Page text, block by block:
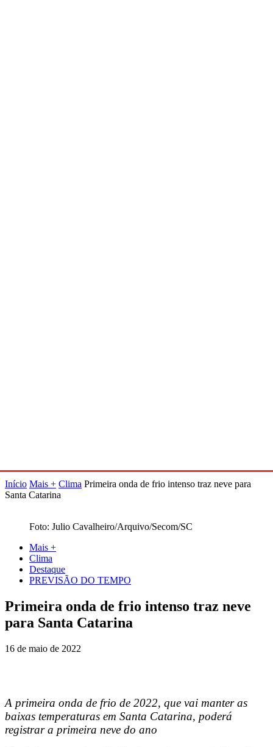
Início Mais + Clima Primeira onda de frio intenso traz neve para
Santa Catarina
Foto: Julio Cavalheiro/Arquivo/Secom/SC
Mais +
Clima
Destaque
PREVISÃO DO TEMPO
Primeira onda de frio intenso traz neve
para Santa Catarina
16 de maio de 2022
A primeira onda de frio de 2022, que vai manter as
baixas temperaturas em Santa Catarina, poderá
registrar a primeira neve do ano